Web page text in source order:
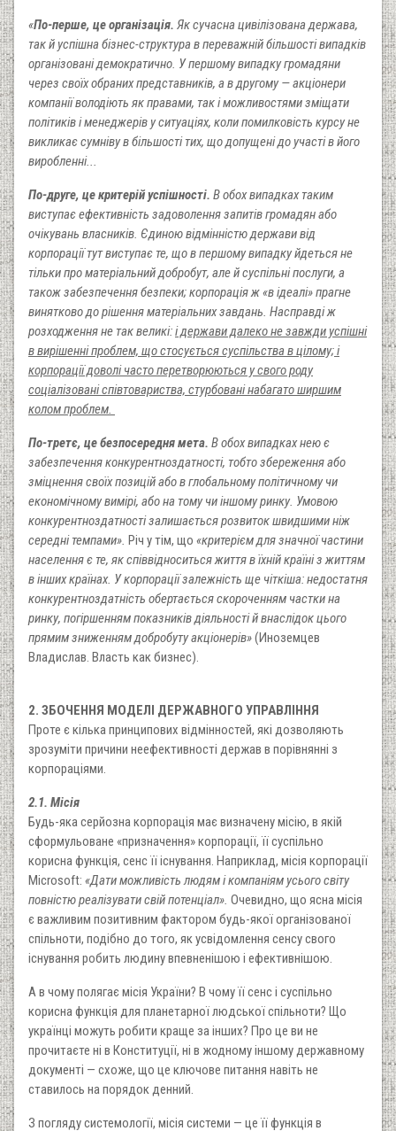
«По-перше, це організація. Як сучасна цивілізована держава,
так й успішна бізнес-структура в переважній більшості випадків
організовані демократично. У першому випадку громадяни
через своїх обраних представників, а в другому — акціонери
компанії володіють як правами, так і можливостями зміщати
політиків і менеджерів у ситуаціях, коли помилковість курсу не
викликає сумніву в більшості тих, що допущені до участі в його
виробленні...
По-друге, це критерій успішності. В обох випадках таким
виступає ефективність задоволення запитів громадян або
очікувань власників. Єдиною відмінністю держави від
корпорації тут виступає те, що в першому випадку йдеться не
тільки про матеріальний добробут, але й суспільні послуги, а
також забезпечення безпеки; корпорація ж «в ідеалі» прагне
винятково до рішення матеріальних завдань. Насправді ж
розходження не так великі:і держави далеко не завжди успішні
в вирішенні проблем, що стосується суспільства в цілому; і
корпорації доволі часто перетворюються у свого роду
соціалізовані співтовариства, стурбовані набагато ширшим
колом проблем.
По-третє, це безпосередня мета. В обох випадках нею є
забезпечення конкурентноздатності, тобто збереження або
зміцнення своїх позицій або в глобальному політичному чи
економічному вимірі, або на тому чи іншому ринку. Умовою
конкурентноздатності залишається розвиток швидшими ніж
середні темпами». Річ у тім, що «критерієм для значної частини
населення є те, як співвідноситься життя в їхній країні з життям
в інших країнах. У корпорації залежність ще чіткіша: недостатня
конкурентноздатність обертається скороченням частки на
ринку, погіршенням показників діяльності й внаслідок цього
прямим зниженням добробуту акціонерів»(Иноземцев
Владислав. Власть как бизнес).
2. ЗБОЧЕННЯ МОДЕЛІ ДЕРЖАВНОГО УПРАВЛІННЯ
Проте є кілька принципових відмінностей, які дозволяють
зрозуміти причини неефективності держав в порівнянні з
корпораціями.
2.1. Місія
Будь-яка серйозна корпорація має визначену місію, в якій
сформульоване «призначення» корпорації, її суспільно
корисна функція, сенс її існування. Наприклад, місія корпорації
Microsoft: «Дати можливість людям і компаніям усього світу
повністю реалізувати свій потенціал». Очевидно, що ясна місія
є важливим позитивним фактором будь-якої організованої
спільноти, подібно до того, як усвідомлення сенсу свого
існування робить людину впевненішою і ефективнішою.
А в чому полягає місія України? В чому її сенс і суспільно
корисна функція для планетарної людської спільноти? Що
українці можуть робити краще за інших? Про це ви не
прочитаєте ні в Конституції, ні в жодному іншому державному
документі — схоже, що це ключове питання навіть не
ставилось на порядок денний.
З погляду системології, місія системи — це її функція в